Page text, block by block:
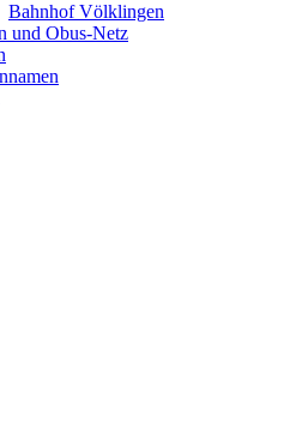
Bahnhof Völklingen
und Obus-Netz